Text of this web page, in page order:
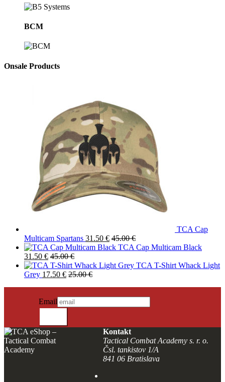
BCM
Onsale Products
TCA Cap
Multicam Spartans 31.50 € 45.00€
TCA Cap Multicam Black
31.50 € 45.00€
TCA T-Shirt Whack Light
Grey 17.50 € 25.00€
Email
Kontakt
Tactical Combat Academy s. r. o.
Čsl. tankistov 1/A
841 06 Bratislava